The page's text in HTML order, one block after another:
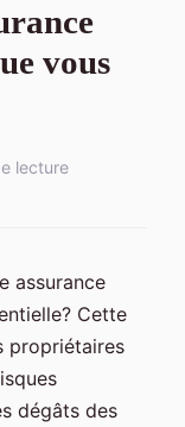
vous
lecture
assurance
Cette
propriétaires
dégâts des